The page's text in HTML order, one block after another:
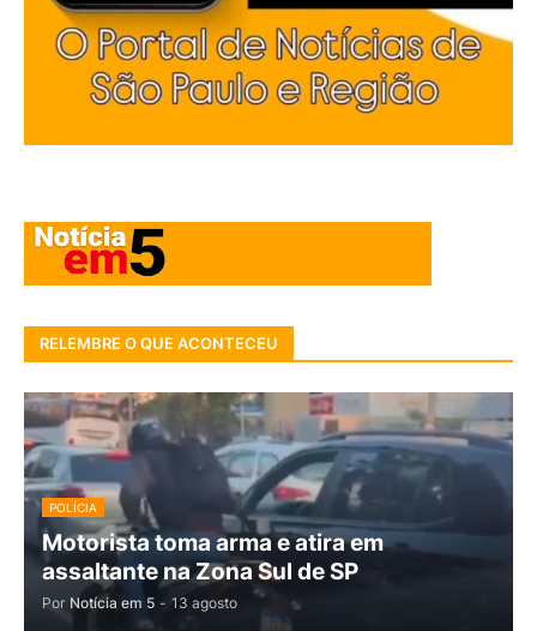
RELEMBRE O QUE ACONTECEU
POLÍCIA
Motorista toma arma e atira em
assaltante na Zona Sul de SP
Por Notícia em 5 - 13 agosto